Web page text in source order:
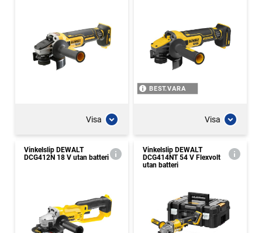
Visa
BEST.VARA
Visa
Vinkelslip DEWALT
DCG412N 18 V utan batteri
Vinkelslip DEWALT
DCG414NT 54 V Flexvolt
utan batteri